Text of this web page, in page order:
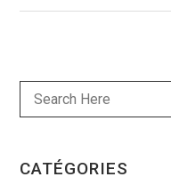
CATÉGORIES